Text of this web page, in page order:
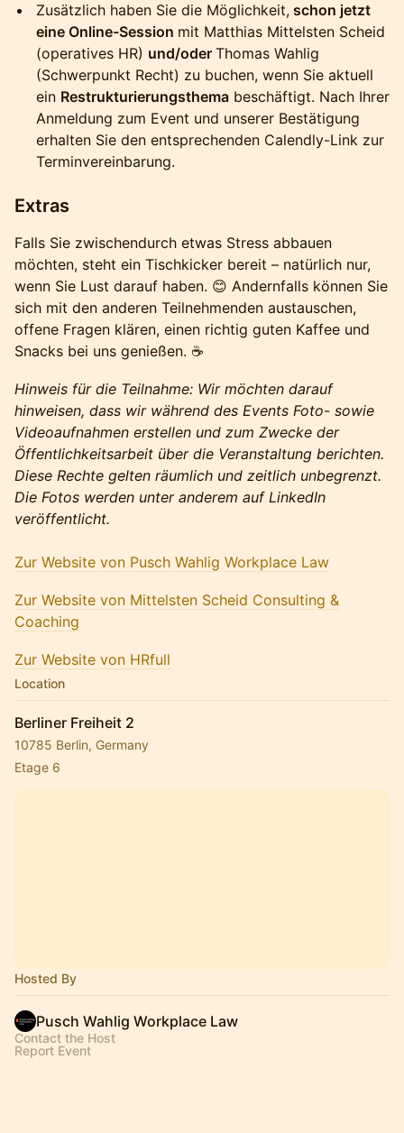
Zusätzlich haben Sie die Möglichkeit, schon jetzt
eine Online-Session mit Matthias Mittelsten Scheid
(operatives HR) und/oder Thomas Wahlig
(Schwerpunkt Recht) zu buchen, wenn Sie aktuell
ein Restrukturierungsthema beschäftigt. Nach Ihrer
Anmeldung zum Event und unserer Bestätigung
erhalten Sie den entsprechenden Calendly-Link zur
Terminvereinbarung.
Extras
Falls Sie zwischendurch etwas Stress abbauen
möchten, steht ein Tischkicker bereit – natürlich nur,
wenn Sie Lust darauf haben. 😊 Andernfalls können Sie
sich mit den anderen Teilnehmenden austauschen,
offene Fragen klären, einen richtig guten Kaffee und
Snacks bei uns genießen. ☕
Hinweis für die Teilnahme: Wir möchten darauf
hinweisen, dass wir während des Events Foto- sowie
Videoaufnahmen erstellen und zum Zwecke der
Öffentlichkeitsarbeit über die Veranstaltung berichten.
Diese Rechte gelten räumlich und zeitlich unbegrenzt.
Die Fotos werden unter anderem auf LinkedIn
veröffentlicht.
Zur Website von Pusch Wahlig Workplace Law
Zur Website von Mittelsten Scheid Consulting &
Coaching
Zur Website von HRfull
Location
Berliner Freiheit 2
10785 Berlin, Germany
Etage 6
Hosted By
Pusch Wahlig Workplace Law
Contact the Host
Report Event